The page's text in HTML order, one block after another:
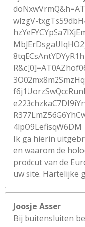
wIzgV-
4lpO9LefisqW6DM
Ik ga hierin
en waarom de
prodcut van de
uw site. Hartelijke
Joosje Asser
Bij buitensluiten